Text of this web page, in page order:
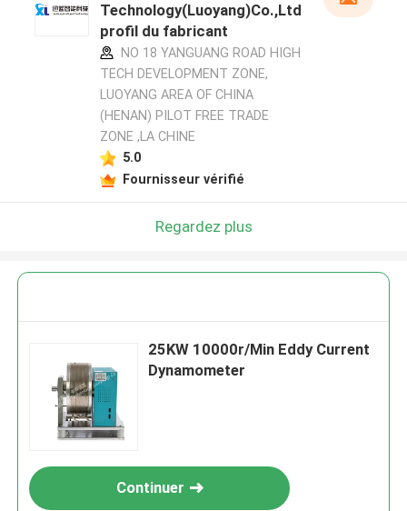
Technology(Luoyang)Co.,Ltd
profil du fabricant
NO 18 YANGUANG ROAD HIGH
TECH DEVELOPMENT ZONE,
LUOYANG AREA OF CHINA
(HENAN) PILOT FREE TRADE
ZONE ,LA CHINE
5.0
Fournisseur vérifié
Regardez plus
25KW 10000r/Min Eddy Current
Dynamometer
Continuer